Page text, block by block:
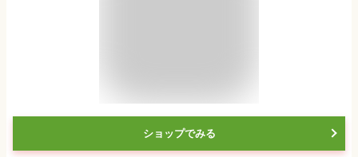
ショップでみる